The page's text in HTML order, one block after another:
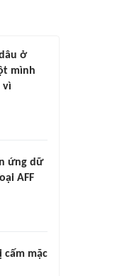
ở
mình
vì
ứng dữ
AFF
cấm mặc